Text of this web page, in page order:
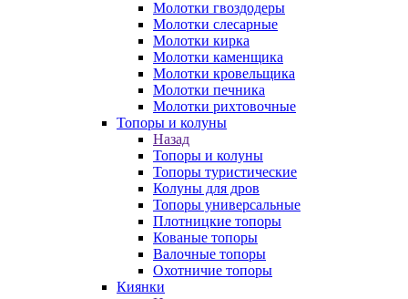
Молотки гвоздодеры
Молотки слесарные
Молотки кирка
Молотки каменщика
Молотки кровельщика
Молотки печника
Молотки рихтовочные
Топоры и колуны
Назад
Топоры и колуны
Топоры туристические
Колуны для дров
Топоры универсальные
Плотницкие топоры
Кованые топоры
Валочные топоры
Охотничие топоры
Киянки